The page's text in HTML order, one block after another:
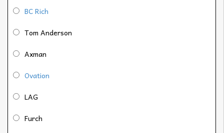
BC Rich
Tom Anderson
Axman
Ovation
LAG
Furch